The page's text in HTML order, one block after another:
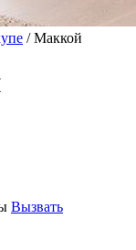
/ Маккой
Вызвать